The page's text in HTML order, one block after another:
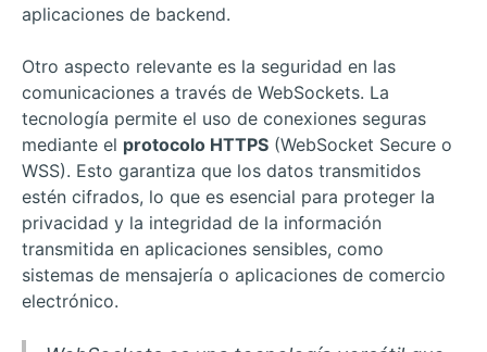
aplicaciones de backend.
Otro aspecto relevante es la seguridad en las
comunicaciones a través de WebSockets. La
tecnología permite el uso de conexiones seguras
mediante el protocolo HTTPS (WebSocket Secure o
WSS). Esto garantiza que los datos transmitidos
estén cifrados, lo que es esencial para proteger la
privacidad y la integridad de la información
transmitida en aplicaciones sensibles, como
sistemas de mensajería o aplicaciones de comercio
electrónico.